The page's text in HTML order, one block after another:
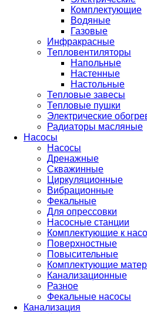
Комплектующие
Водяные
Газовые
Инфракрасные
Тепловентиляторы
Напольные
Настенные
Настольные
Тепловые завесы
Тепловые пушки
Электрические
Радиаторы масляные
Насосы
Насосы
Дренажные
Скважинные
Циркуляционные
Вибрационные
Фекальные
Для опрессовки
Насосные станции
Комплектующие к
Поверхностные
Повысительные
Комплектующие
Канализационные
Разное
Фекальные насосы
Канализация